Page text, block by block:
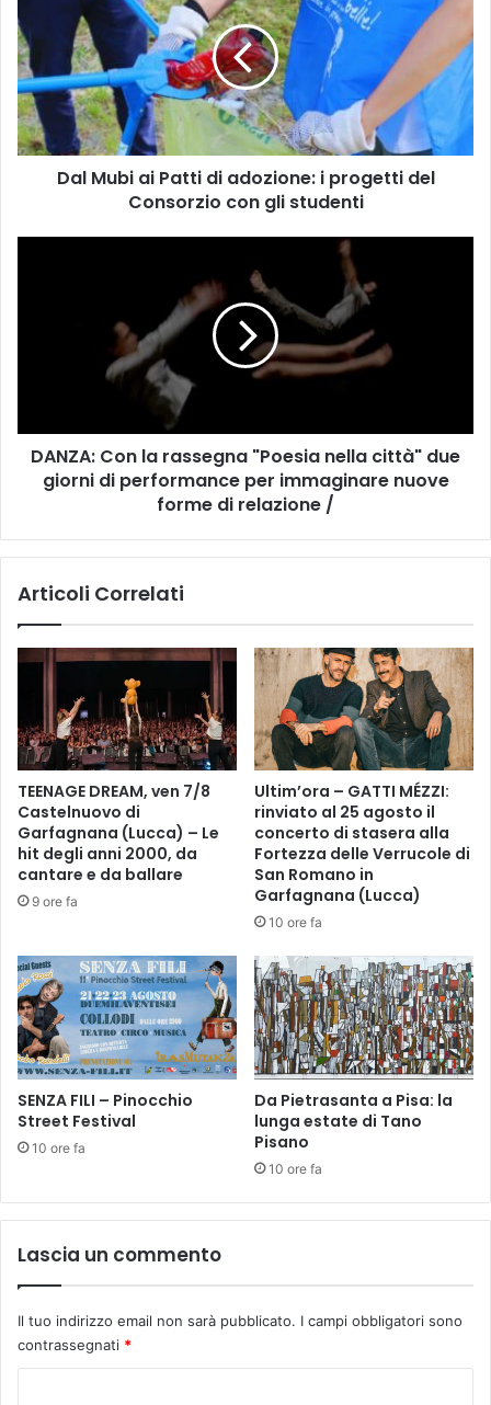
l
M
u
b
i
a
i
i
r
e
i
d
e
C
o
o
z
i
o
c
o
n
g
l
i
e
n
i
Dal Mubi ai Patti di adozione: i progetti del
Consorzio con gli studenti
n
s
e
a
o
e
s
a
n
e
l
c
i
t
t
à
"
d
u
e
n
i
i
p
e
DANZA: Con la rassegna "Poesia nella città" due
giorni di performance per immaginare nuove
forme di relazione /
Articoli Correlati
TEENAGE DREAM, ven 7/8
Castelnuovo di
Garfagnana (Lucca) – Le
hit degli anni 2000, da
cantare e da ballare
9 ore fa
Ultim’ora – GATTI MÉZZI:
rinviato al 25 agosto il
concerto di stasera alla
Fortezza delle Verrucole di
San Romano in
Garfagnana (Lucca)
10 ore fa
SENZA FILI – Pinocchio
Street Festival
10 ore fa
Da Pietrasanta a Pisa: la
lunga estate di Tano
Pisano
10 ore fa
Lascia un commento
Il tuo indirizzo email non sarà pubblicato. I campi obbligatori sono
contrassegnati *